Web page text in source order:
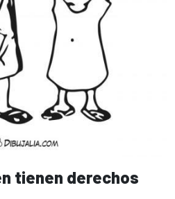
tienen derechos